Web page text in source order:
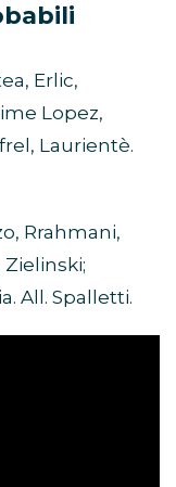
Erlic,
Lopez,
Laurientè.
Rrahmani,
Zielinski;
All. Spalletti.